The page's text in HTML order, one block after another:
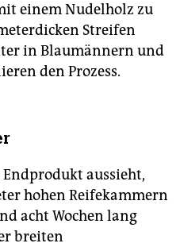
einem Nudelholz zu
Streifen
in Blaumännern und
den Prozess.
Endprodukt aussieht,
hohen Reifekammern
acht Wochen lang
breiten